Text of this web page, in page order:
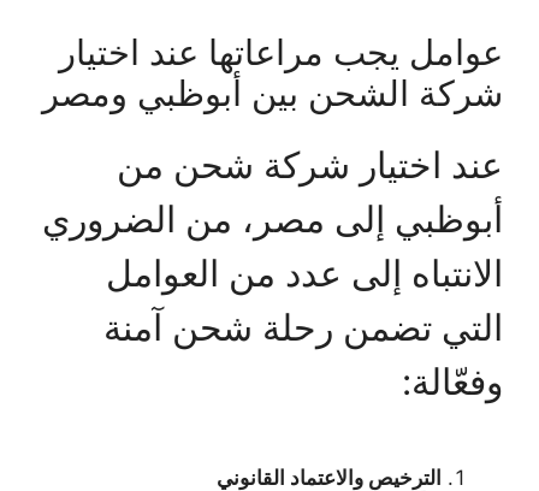
عوامل يجب مراعاتها عند اختيار
شركة الشحن بين أبوظبي ومصر
عند اختيار شركة شحن من
أبوظبي إلى مصر، من الضروري
الانتباه إلى عدد من العوامل
التي تضمن رحلة شحن آمنة
وفعّالة:
الترخيص والاعتماد القانوني